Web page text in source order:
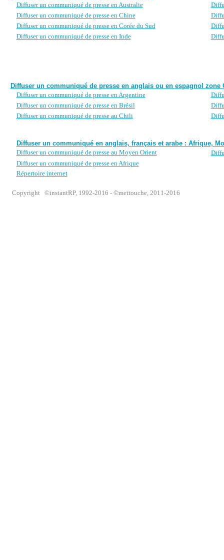
Diffuser un communiqué de presse en Australie
Diffuser un communiqué de presse en Chine
Diffuser un communiqué de presse en Corée du Sud
Diffuser un communiqué de presse en Inde
Diffuser un communiqué de presse en anglais ou en espagnol zone
Diffuser un communiqué de presse en Argentine
Diffuser un communiqué de presse en Brésil
Diffuser un communiqué de presse au Chili
Diffuser un communiqué en anglais, français et arabe : Afrique,
Diffuser un communiqué de presse au Moyen Orient
Diffuser un communiqué de presse en Afrique
Répertoire internet
Copyright ©instantRP, 1992-2016 - ©mettouche, 2011-2016